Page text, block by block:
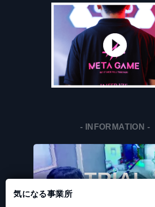
気になる事業所
- INFORMATION -
TRIAL